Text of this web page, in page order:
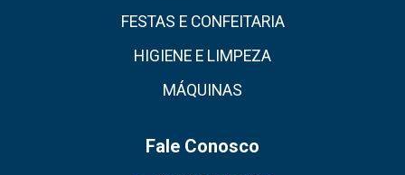
FESTAS E CONFEITARIA
HIGIENE E LIMPEZA
MÁQUINAS
Fale Conosco